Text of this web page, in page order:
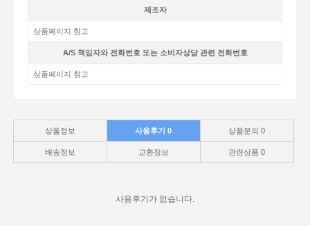
제조자
상품페이지 참고
A/S 책임자와 전화번호 또는 소비자상담 관련 전화번호
상품페이지 참고
상품정보 사용후기0 상품문의0
배송정보 교환정보 관련상품0
사용후기가 없습니다.